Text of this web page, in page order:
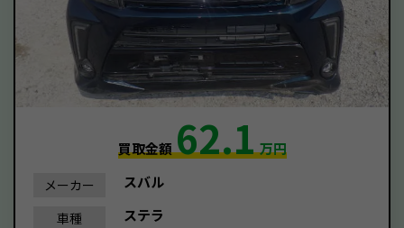
買取金額62.1万円
メーカー スバル
車種 ステラ